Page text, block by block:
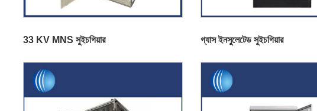
33 KV MNS সুইচগিয়ার গ্যাস ইনসুলেটেড সুইচগিয়ার